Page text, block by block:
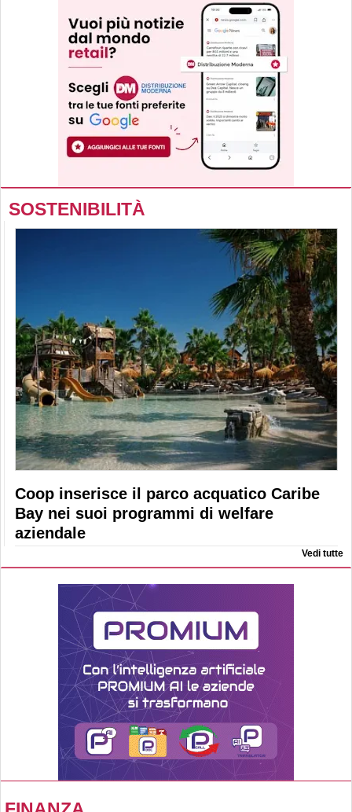
SOSTENIBILITÀ
Coop inserisce il parco acquatico Caribe
Bay nei suoi programmi di welfare
aziendale
Vedi tutte